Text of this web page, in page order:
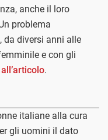
anche il loro
problema
da diversi anni alle
e con gli
.
italiane alla cura
gli uomini il dato